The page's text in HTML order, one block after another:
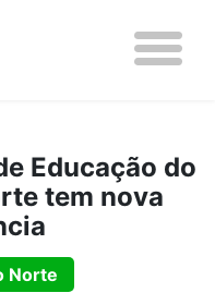
Educação do
tem nova
Norte